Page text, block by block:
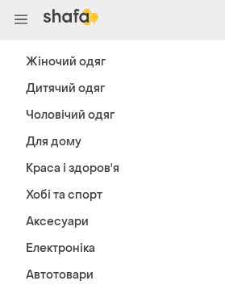
Жіночий одяг
Дитячий одяг
Чоловічий одяг
Для дому
Краса і здоров'я
Хобі та спорт
Аксесуари
Електроніка
Автотовари